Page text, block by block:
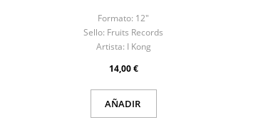
Formato: 12"
Sello: Fruits Records
Artista: I Kong
14,00 €
AÑADIR